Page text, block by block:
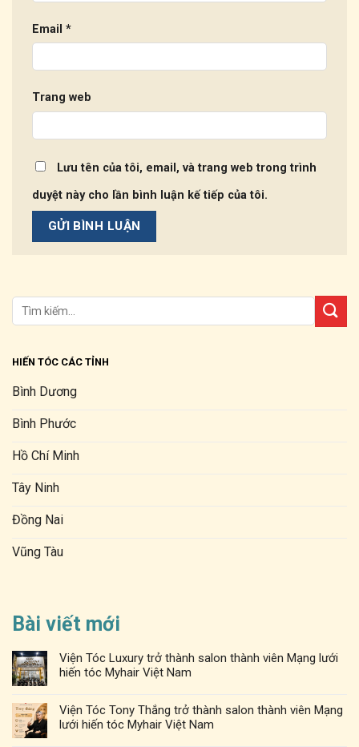
Email *
Trang web
Lưu tên của tôi, email, và trang web trong trình
duyệt này cho lần bình luận kế tiếp của tôi.
HIẾN TÓC CÁC TỈNH
Bình Dương
Bình Phước
Hồ Chí Minh
Tây Ninh
Đồng Nai
Vũng Tàu
Bài viết mới
Viện Tóc Luxury trở thành salon thành viên Mạng lưới
hiến tóc Myhair Việt Nam
Viện Tóc Tony Thắng trở thành salon thành viên Mạng
lưới hiến tóc Myhair Việt Nam